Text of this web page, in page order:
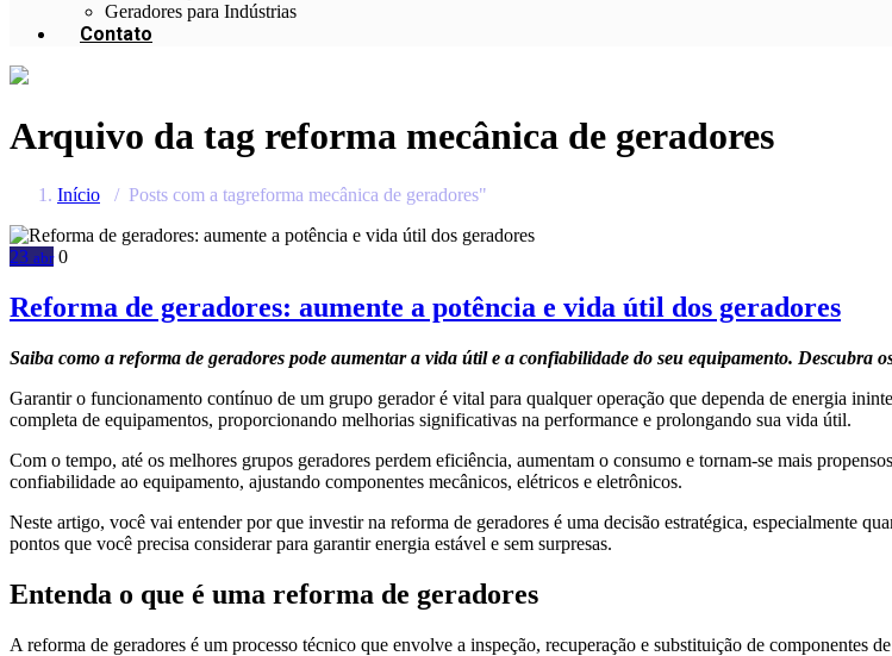
Geradores para Indústrias
Contato
Arquivo da tag reforma mecânica de geradores
Início / Posts com a tagreforma mecânica de geradores"
23 abr 0
Reforma de geradores: aumente a potência e vida útil dos geradores
Saiba como a reforma de geradores pode aumentar a vida útil e a confiabilidade do seu equipamento. Descubra
Garantir o funcionamento contínuo de um grupo gerador é vital para qualquer operação que dependa de energia
completa de equipamentos, proporcionando melhorias significativas na performance e prolongando sua vida útil.
Com o tempo, até os melhores grupos geradores perdem eficiência, aumentam o consumo e tornam-se mais
confiabilidade ao equipamento, ajustando componentes mecânicos, elétricos e eletrônicos.
Neste artigo, você vai entender por que investir na reforma de geradores é uma decisão estratégica, especialmente
pontos que você precisa considerar para garantir energia estável e sem surpresas.
Entenda o que é uma reforma de geradores
A reforma de geradores é um processo técnico que envolve a inspeção, recuperação e substituição de componentes